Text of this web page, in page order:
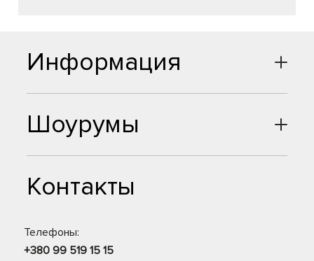
Шоурумы
Контакты
Телефоны:
+380 99 519 15 15
Информация